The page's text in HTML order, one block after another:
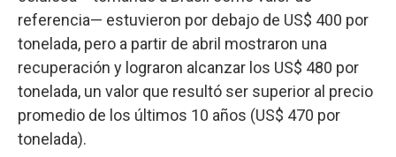
referencia— estuvieron por debajo de US$ 400 por
tonelada, pero a partir de abril mostraron una
recuperación y lograron alcanzar los US$ 480 por
tonelada, un valor que resultó ser superior al precio
promedio de los últimos 10 años (US$ 470 por
tonelada).